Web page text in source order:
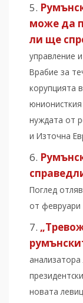
може да
ли ще
управление
Врабие за
корупцията
юнионисткия
нуждата от
и Източна
Поглед
от февруари
новата